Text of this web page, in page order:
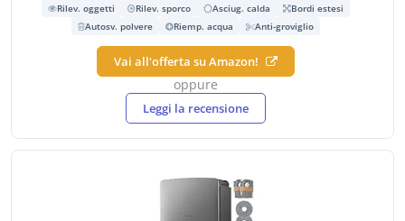
Rilev. oggetti
Rilev. sporco Asciug. calda
Bordi estesi
Autosv. polvere
Riemp. acqua Anti-groviglio
Vai all'offerta su Amazon!
oppure
Leggi la recensione